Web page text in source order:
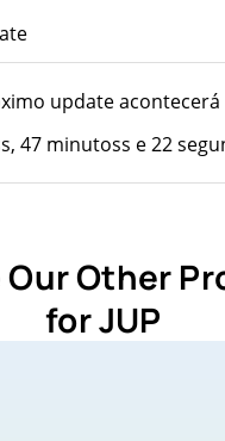
update acontecerá
47 minutoss e 22
Our Other
for JUP